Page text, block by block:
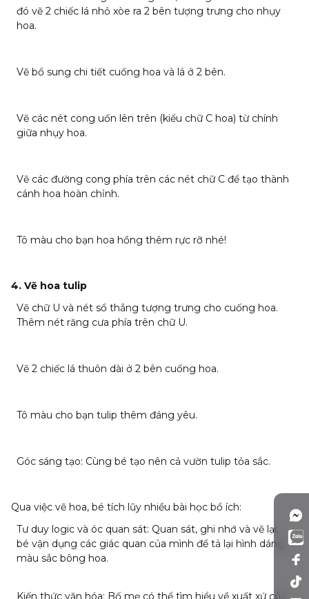
đó vẽ 2 chiếc lá nhỏ xòe ra 2 bên tượng trưng cho nhụy
hoa.
Vẽ bổ sung chi tiết cuống hoa và lá ở 2 bên.
Vẽ các nét cong uốn lên trên (kiểu chữ C hoa) từ chính
giữa nhụy hoa.
Vẽ các đường cong phía trên các nét chữ C để tạo thành
cánh hoa hoàn chỉnh.
Tô màu cho bạn hoa hồng thêm rực rỡ nhé!
4. Vẽ hoa tulip
Vẽ chữ U và nét sổ thẳng tượng trưng cho cuống hoa.
Thêm nét răng cưa phía trên chữ U.
Vẽ 2 chiếc lá thuôn dài ở 2 bên cuống hoa.
Tô màu cho bạn tulip thêm đáng yêu.
Góc sáng tạo: Cùng bé tạo nên cả vườn tulip tỏa sắc.
Qua việc vẽ hoa, bé tích lũy nhiều bài học bổ ích:
Tư duy logic và óc quan sát: Quan sát, ghi nhớ và vẽ lại,
bé vận dụng các giác quan của mình để tả lại hình dáng,
màu sắc bông hoa.
Kiến thức văn hóa: Bố mẹ có thể tìm hiểu về xuất xứ của